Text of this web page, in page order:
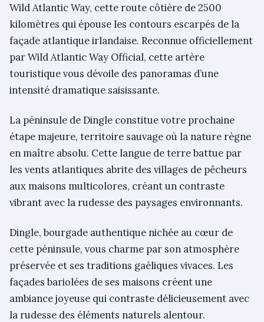
Wild Atlantic Way, cette route côtière de 2500
kilomètres qui épouse les contours escarpés de la
façade atlantique irlandaise. Reconnue officiellement
par Wild Atlantic Way Official, cette artère
touristique vous dévoile des panoramas d’une
intensité dramatique saisissante.
La péninsule de Dingle constitue votre prochaine
étape majeure, territoire sauvage où la nature règne
en maître absolu. Cette langue de terre battue par
les vents atlantiques abrite des villages de pêcheurs
aux maisons multicolores, créant un contraste
vibrant avec la rudesse des paysages environnants.
Dingle, bourgade authentique nichée au cœur de
cette péninsule, vous charme par son atmosphère
préservée et ses traditions gaéliques vivaces. Les
façades bariolées de ses maisons créent une
ambiance joyeuse qui contraste délicieusement avec
la rudesse des éléments naturels alentour.